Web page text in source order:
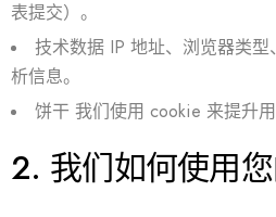
表提交）。
技术数据 IP 地址、浏览器类
析信息。
饼干 我们使用 cookie 来提升
2. 我们如何使用